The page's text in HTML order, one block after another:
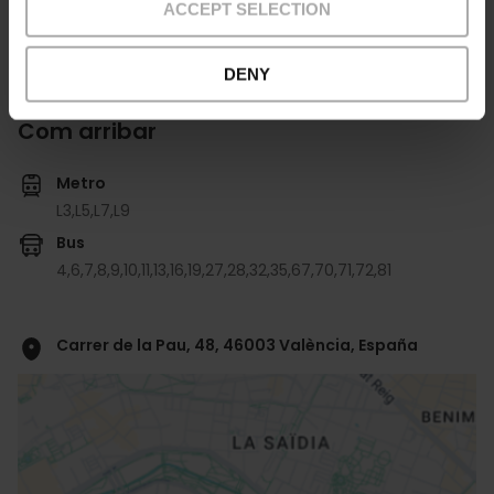
ACCEPT SELECTION
DENY
Com arribar
Metro
L3,L5,L7,L9
Bus
4,6,7,8,9,10,11,13,16,19,27,28,32,35,67,70,71,72,81
Carrer de la Pau, 48, 46003 València, España